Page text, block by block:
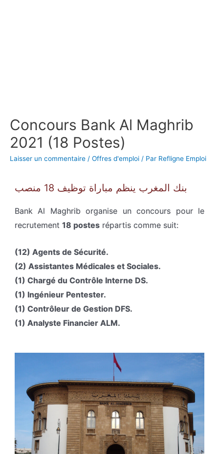
Concours Bank Al Maghrib
2021 (18 Postes)
Laisser un commentaire / Offres d'emploi / Par Refligne Emploi
بنك المغرب ينظم مباراة توظيف 18 منصب
Bank Al Maghrib organise un concours pour le
recrutement 18 postes répartis comme suit:
(12) Agents de Sécurité.
(2) Assistantes Médicales et Sociales.
(1) Chargé du Contrôle Interne DS.
(1) Ingénieur Pentester.
(1) Contrôleur de Gestion DFS.
(1) Analyste Financier ALM.